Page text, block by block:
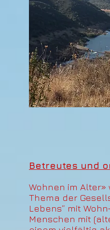
Betreutes und
Wohnen im
Thema der
Lebens“ mit
Menschen mit